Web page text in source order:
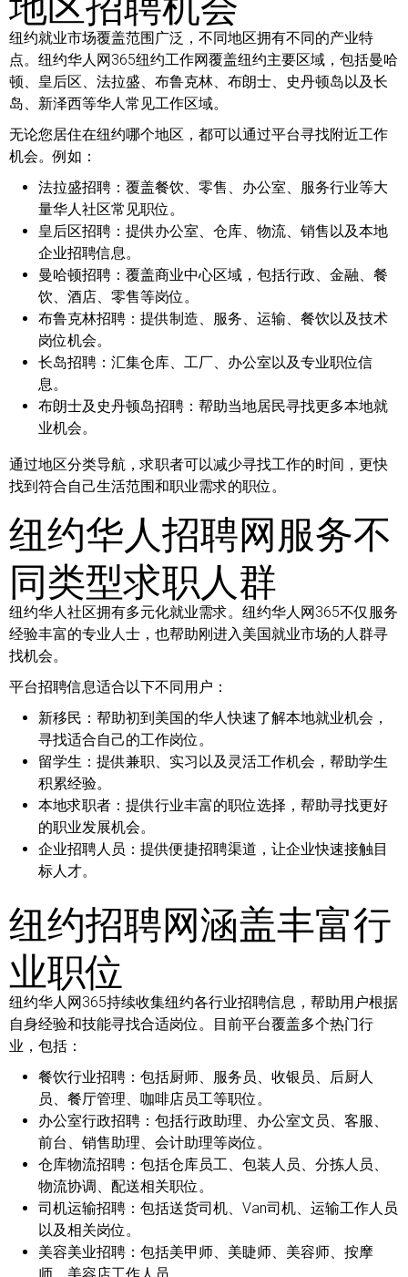
纽约就业市场覆盖范围广泛，不同地区拥有不同的产业特
点。纽约华人网365纽约工作网覆盖纽约主要区域，包括曼哈
顿、皇后区、法拉盛、布鲁克林、布朗士、史丹顿岛以及长
岛、新泽西等华人常见工作区域。
无论您居住在纽约哪个地区，都可以通过平台寻找附近工作
机会。例如：
法拉盛招聘： 覆盖餐饮、零售、办公室、服务行业等大
量华人社区常见职位。
皇后区招聘： 提供办公室、仓库、物流、销售以及本地
企业招聘信息。
曼哈顿招聘： 覆盖商业中心区域，包括行政、金融、餐
饮、酒店、零售等岗位。
布鲁克林招聘： 提供制造、服务、运输、餐饮以及技术
岗位机会。
长岛招聘： 汇集仓库、工厂、办公室以及专业职位信
息。
布朗士及史丹顿岛招聘： 帮助当地居民寻找更多本地就
业机会。
通过地区分类导航，求职者可以减少寻找工作的时间，更快
找到符合自己生活范围和职业需求的职位。
纽约华人招聘网服务不
同类型求职人群
纽约华人社区拥有多元化就业需求。纽约华人网365不仅服务
经验丰富的专业人士，也帮助刚进入美国就业市场的人群寻
找机会。
平台招聘信息适合以下不同用户：
新移民： 帮助初到美国的华人快速了解本地就业机会，
寻找适合自己的工作岗位。
留学生： 提供兼职、实习以及灵活工作机会，帮助学生
积累经验。
本地求职者： 提供行业丰富的职位选择，帮助寻找更好
的职业发展机会。
企业招聘人员： 提供便捷招聘渠道，让企业快速接触目
标人才。
纽约招聘网涵盖丰富行
业职位
纽约华人网365持续收集纽约各行业招聘信息，帮助用户根据
自身经验和技能寻找合适岗位。目前平台覆盖多个热门行
业，包括：
餐饮行业招聘： 包括厨师、服务员、收银员、后厨人
员、餐厅管理、咖啡店员工等职位。
办公室行政招聘： 包括行政助理、办公室文员、客服、
前台、销售助理、会计助理等岗位。
仓库物流招聘： 包括仓库员工、包装人员、分拣人员、
物流协调、配送相关职位。
司机运输招聘： 包括送货司机、Van司机、运输工作人员
以及相关岗位。
美容美业招聘： 包括美甲师、美睫师、美容师、按摩
师、美容店工作人员。